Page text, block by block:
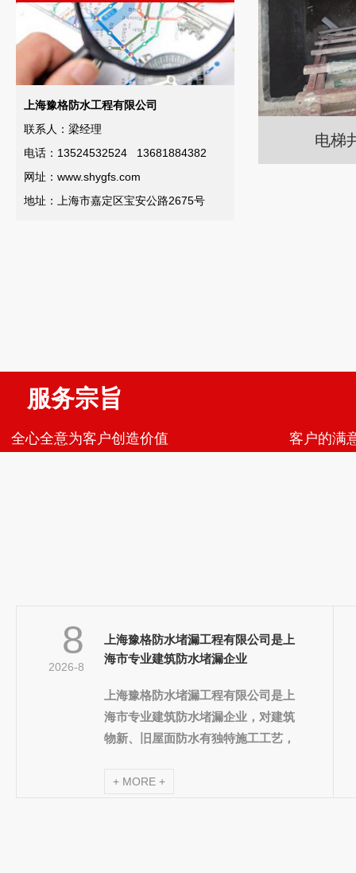
上海豫格防水工程有限公司
联系人：梁经理
电话：13524532524 13681884382
网址：www.shygfs.com
地址：上海市嘉定区宝安公路2675号
电梯
服务宗旨 服
全心全意为客户创造价值 客户的
8
2026-8
上海豫格防水堵漏工程有限公司是上
海市专业建筑防水堵漏企业
上海豫格防水堵漏工程有限公司是上
海市专业建筑防水堵漏企业，对建筑
物新、旧屋面防水有独特施工工艺，
的修补及防水防潮工程。
+ MORE +